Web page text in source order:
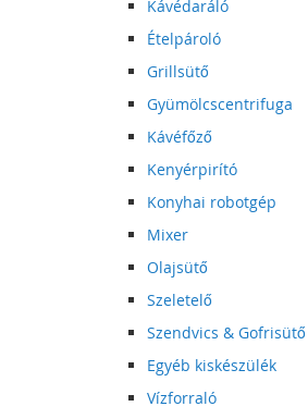
Kávédaráló
Ételpároló
Grillsütő
Gyümölcscentrifuga
Kávéfőző
Kenyérpirító
Konyhai robotgép
Mixer
Olajsütő
Szeletelő
Szendvics & Gofrisütő
Egyéb kiskészülék
Vízforraló